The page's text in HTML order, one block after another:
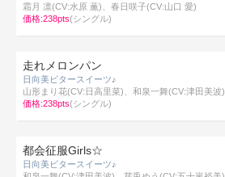
霜月 凛(CV:水原 薫)、春日咲子(CV:山口 愛)
価格:238pts(シングル)
走れメロンパン
日向美ビタースイーツ♪
山形まり花(CV:日高里菜)、和泉一舞(CV:津田美波)
価格:238pts(シングル)
都会征服Girls☆
日向美ビタースイーツ♪